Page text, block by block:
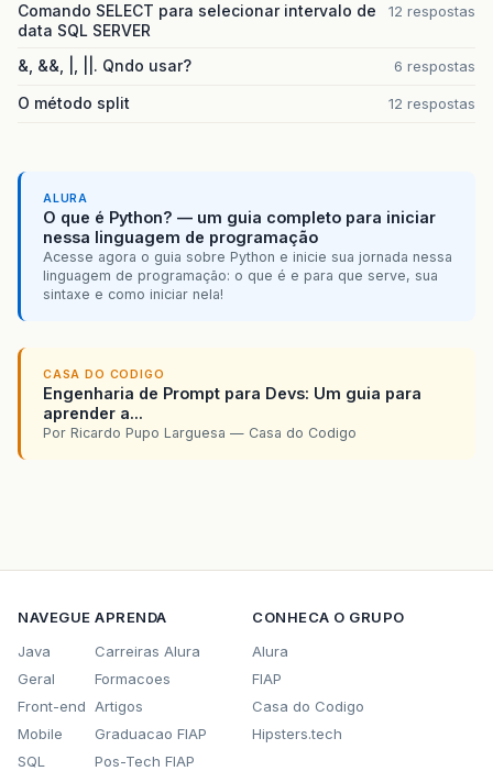
Comando SELECT para selecionar intervalo de
data SQL SERVER
12 respostas
&, &&, |, ||. Qndo usar? 6 respostas
O método split 12 respostas
ALURA
O que é Python? — um guia completo para iniciar
nessa linguagem de programação
Acesse agora o guia sobre Python e inicie sua jornada nessa
linguagem de programação: o que é e para que serve, sua
sintaxe e como iniciar nela!
CASA DO CODIGO
Engenharia de Prompt para Devs: Um guia para
aprender a...
Por Ricardo Pupo Larguesa — Casa do Codigo
NAVEGUE
Java
Geral
Front-end
Mobile
SQL
APRENDA
Carreiras Alura
Formacoes
Artigos
Graduacao FIAP
Pos-Tech FIAP
CONHECA O GRUPO
Alura
FIAP
Casa do Codigo
Hipsters.tech